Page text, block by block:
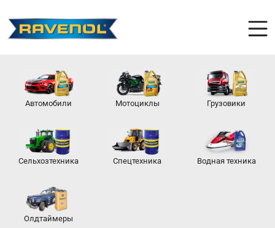
Автомобили Мотоциклы Грузовики
Сельхозтехника Спецтехника Водная техника
Олдтаймеры